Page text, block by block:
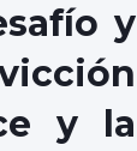
y
y la